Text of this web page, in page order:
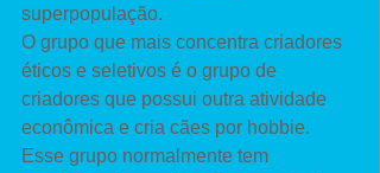
superpopulação.
O grupo que mais concentra criadores
éticos e seletivos é o grupo de
criadores que possui outra atividade
econômica e cria cães por hobbie.
Esse grupo normalmente tem